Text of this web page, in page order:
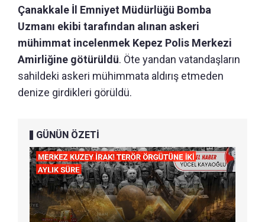
Çanakkale İl Emniyet Müdürlüğü Bomba
Uzmanı ekibi tarafından alınan askeri
mühimmat incelenmek Kepez Polis Merkezi
Amirliğine götürüldü. Öte yandan vatandaşların
sahildeki askeri mühimmata aldırış etmeden
denize girdikleri görüldü.
GÜNÜN ÖZETİ